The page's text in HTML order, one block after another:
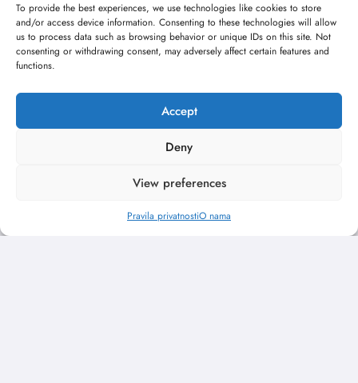
To provide the best experiences, we use technologies like cookies to store
and/or access device information. Consenting to these technologies will allow
us to process data such as browsing behavior or unique IDs on this site. Not
consenting or withdrawing consent, may adversely affect certain features and
functions.
Accept
Deny
View preferences
Pravila privatnostiO nama